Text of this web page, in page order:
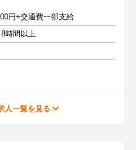
円+交通費一部支給
時間以上
人一覧を見る